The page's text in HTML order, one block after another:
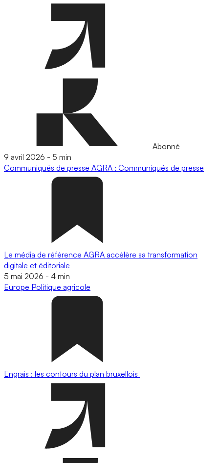
Abonné
9 avril 2026 - 5 min
Communiqués de presse AGRA : Communiqués de presse
Le média de référence AGRA accélère sa transformation
digitale et éditoriale
5 mai 2026 - 4 min
Europe Politique agricole
Engrais : les contours du plan bruxellois